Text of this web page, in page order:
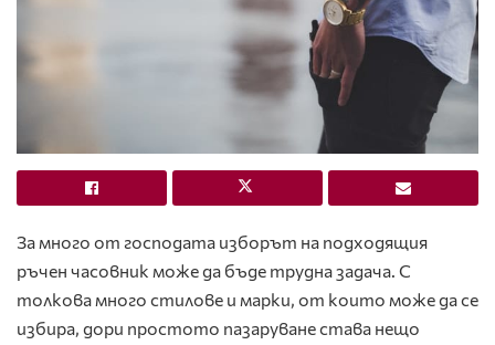
За много от господата изборът на подходящия
ръчен часовник може да бъде трудна задача. С
толкова много стилове и марки, от които може да се
избира, дори простото пазаруване става нещо